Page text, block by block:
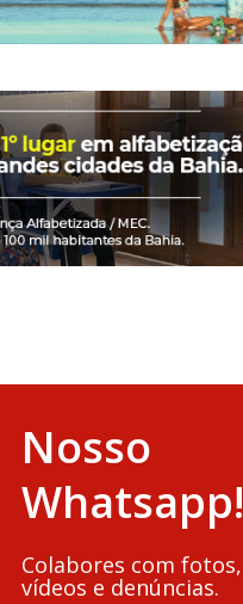
Nosso
Whatsapp!
Colabores com fotos,
vídeos e denúncias.